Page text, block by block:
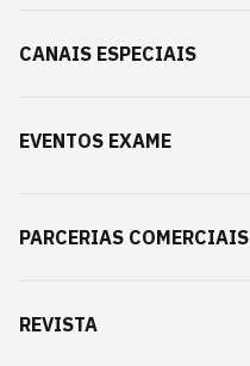
CANAIS ESPECIAIS
EVENTOS EXAME
PARCERIAS COMERCIAIS
REVISTA